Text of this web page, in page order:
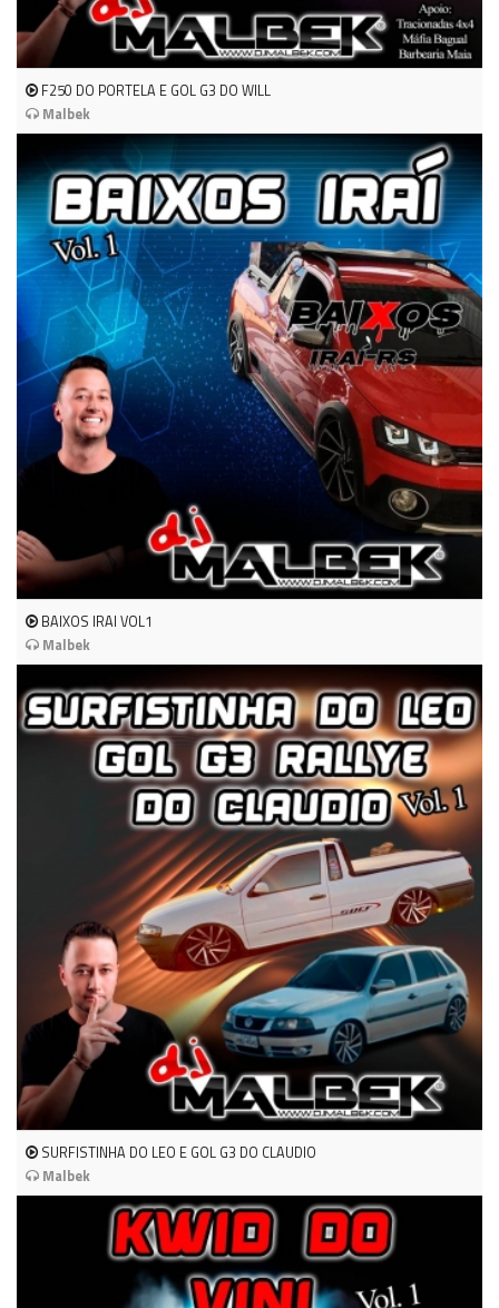
F250 DO PORTELA E GOL G3 DO WILL
Malbek
BAIXOS IRAI VOL1
Malbek
SURFISTINHA DO LEO E GOL G3 DO CLAUDIO
Malbek